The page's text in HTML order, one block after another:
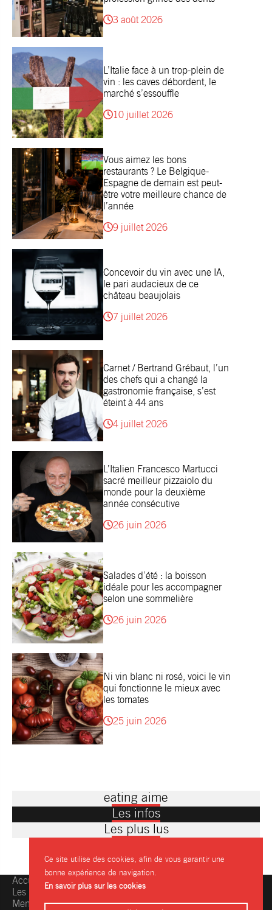
3 août 2026
L’Italie face à un trop-plein de
vin : les caves débordent, le
marché s’essouffle
10 juillet 2026
Vous aimez les bons
restaurants ? Le Belgique-
Espagne de demain est peut-
être votre meilleure chance de
l’année
9 juillet 2026
Concevoir du vin avec une IA,
le pari audacieux de ce
château beaujolais
7 juillet 2026
Carnet / Bertrand Grébaut, l’un
des chefs qui a changé la
gastronomie française, s’est
éteint à 44 ans
4 juillet 2026
L’Italien Francesco Martucci
sacré meilleur pizzaiolo du
monde pour la deuxième
année consécutive
26 juin 2026
Salades d’été : la boisson
idéale pour les accompagner
selon une sommelière
26 juin 2026
Ni vin blanc ni rosé, voici le vin
qui fonctionne le mieux avec
les tomates
25 juin 2026
eating aime
Les infos
Les plus lus
Accueil
Les restaurants
Mentions légales
Une question, une info ?
Contactez-nous
Ce site utilise des cookies, afin de vous garantir une
bonne expérience de navigation.
En savoir plus sur les cookies